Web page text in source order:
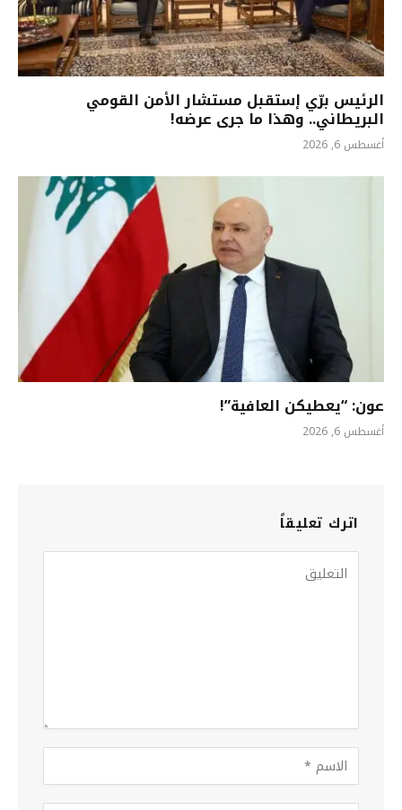
الرئيس برّي إستقبل مستشار الأمن القومي
البريطاني.. وهذا ما جرى عرضه!
أغسطس 6, 2026
عون: “يعطيكن العافية”!
أغسطس 6, 2026
اترك تعليقاً